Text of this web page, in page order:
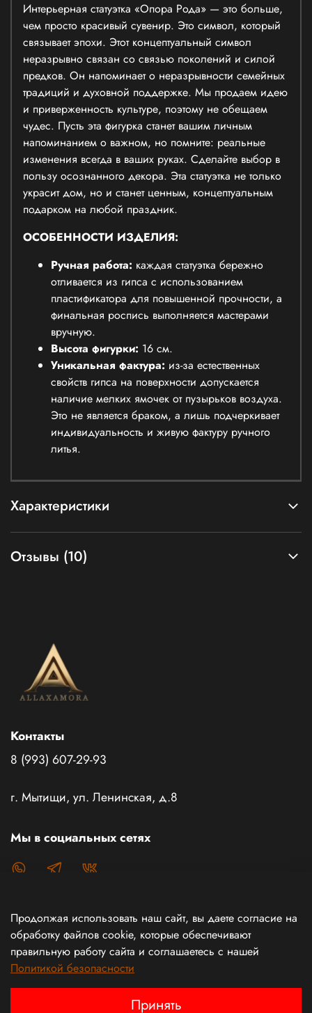
Интерьерная статуэтка «Опора Рода» — это больше,
чем просто красивый сувенир. Это символ, который
связывает эпохи. Этот концептуальный символ
неразрывно связан со связью поколений и силой
предков. Он напоминает о неразрывности семейных
традиций и духовной поддержке. Мы продаем идею
и приверженность культуре, поэтому не обещаем
чудес. Пусть эта фигурка станет вашим личным
напоминанием о важном, но помните: реальные
изменения всегда в ваших руках. Сделайте выбор в
пользу осознанного декора. Эта статуэтка не только
украсит дом, но и станет ценным, концептуальным
подарком на любой праздник.
ОСОБЕННОСТИ ИЗДЕЛИЯ:
Ручная работа: каждая статуэтка бережно
отливается из гипса с использованием
пластификатора для повышенной прочности, а
финальная роспись выполняется мастерами
вручную.
Высота фигурки: 16 см.
Уникальная фактура: из-за естественных
свойств гипса на поверхности допускается
наличие мелких ямочек от пузырьков воздуха.
Это не является браком, а лишь подчеркивает
индивидуальность и живую фактуру ручного
литья.
Характеристики
Отзывы (10)
Каталог товаров
Информация
Контакты
8 (993) 607-29-93
г. Мытищи, ул. Ленинская, д.8
Мы в социальных сетях
Продолжая использовать наш сайт, вы даете согласие на
обработку файлов cookie, которые обеспечивают
правильную работу сайта и соглашаетесь с нашей
Политикой безопасности
Принять